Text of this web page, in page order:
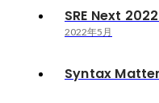
SRE Next
2022年5月
Syntax